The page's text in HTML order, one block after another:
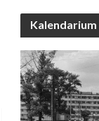
Kalendarium